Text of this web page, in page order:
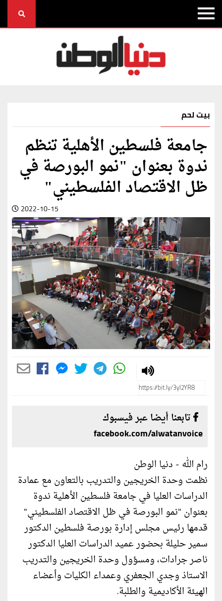
بيت لحم
جامعة فلسطين الأهلية تنظم
ندوة بعنوان "نمو البورصة في
ظل الاقتصاد الفلسطيني"
2022-10-15
تابعنا أيضا عبر فيسبوك
facebook.com/alwatanvoice
رام الله - دنيا الوطن
نظمت وحدة الخريجين والتدريب بالتعاون مع عمادة
الدراسات العليا في جامعة فلسطين الأهلية ندوة
بعنوان "نمو البورصة في ظل الاقتصاد الفلسطيني"
قدمها رئيس مجلس إدارة بورصة فلسطين الدكتور
سمير حليلة بحضور عميد الدراسات العليا الدكتور
ناصر جرادات، ومسؤول وحدة الخريجين والتدريب
الاستاذ وجدي الجعفري وعمداء الكليات وأعضاء
الهيئة الأكاديمية والطلبة.